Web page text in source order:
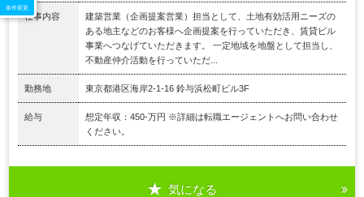
仕事内容
建築営業（企画提案営業）担当として、土地有効活用ニーズの
ある地主などのお客様へ企画提案を行っていただき、賃貸ビル
事業へつなげていただきます。 一定地域を地盤として担当し、
不動産仲介活動を行っていただ...
勤務地 東京都港区海岸2-1-16 鈴与浜松町ビル3F
給与
想定年収：450-万円 ※詳細は転職エージェントへお問い合わせ
ください。
気になる
条件変更